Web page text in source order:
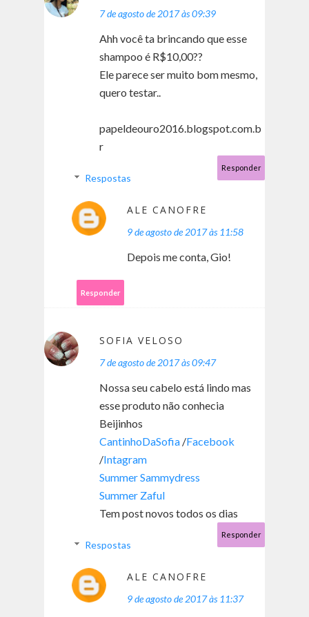
7 de agosto de 2017 às 09:39
Ahh você ta brincando que esse
shampoo é R$10,00??
Ele parece ser muito bom mesmo,
quero testar..
papeldeouro2016.blogspot.com.b
r
Responder
Respostas
ALE CANOFRE
9 de agosto de 2017 às 11:58
Depois me conta, Gio!
Responder
SOFIA VELOSO
7 de agosto de 2017 às 09:47
Nossa seu cabelo está lindo mas
esse produto não conhecia
Beijinhos
CantinhoDaSofia /Facebook
/Intagram
Summer Sammydress
Summer Zaful
Tem post novos todos os dias
Responder
Respostas
ALE CANOFRE
9 de agosto de 2017 às 11:37